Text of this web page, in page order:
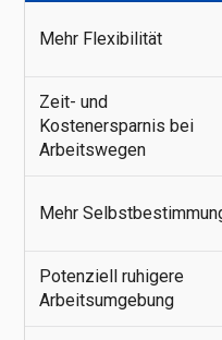
Mehr Flexibilität
Zeit- und
Kostenersparnis bei
Arbeitswegen
Mehr
Potenziell ruhigere
Arbeitsumgebung